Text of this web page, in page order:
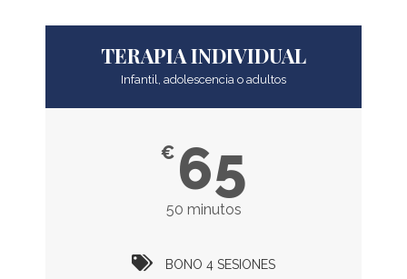
TERAPIA INDIVIDUAL
Infantil, adolescencia o adultos
€ 65
50 minutos
BONO 4 SESIONES